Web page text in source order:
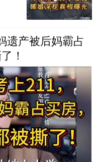
遗产被后妈霸占
！